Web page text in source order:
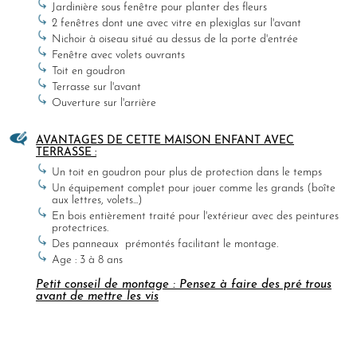
Jardinière sous fenêtre pour planter des fleurs
2 fenêtres dont une avec vitre en plexiglas sur l'avant
Nichoir à oiseau situé au dessus de la porte d'entrée
Fenêtre avec volets ouvrants
Toit en goudron
Terrasse sur l'avant
Ouverture sur l'arrière
AVANTAGES DE CETTE MAISON ENFANT AVEC
TERRASSE :
Un toit en goudron pour plus de protection dans le temps
Un équipement complet pour jouer comme les grands (boîte
aux lettres, volets...)
En bois entièrement traité pour l'extérieur avec des peintures
protectrices.
Des panneaux prémontés facilitant le montage.
Age : 3 à 8 ans
Petit conseil de montage : Pensez à faire des pré trous
avant de mettre les vis